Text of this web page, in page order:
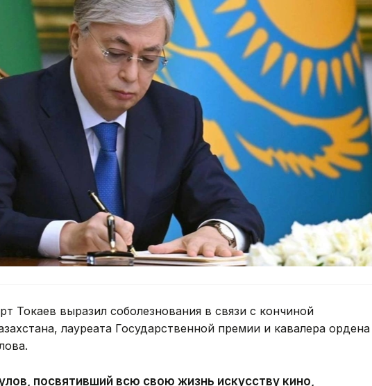
Токаев выразил соболезнования в связи с кончиной
лауреата Государственной премии и кавалера ордена
посвятивший всю свою жизнь искусству кино,